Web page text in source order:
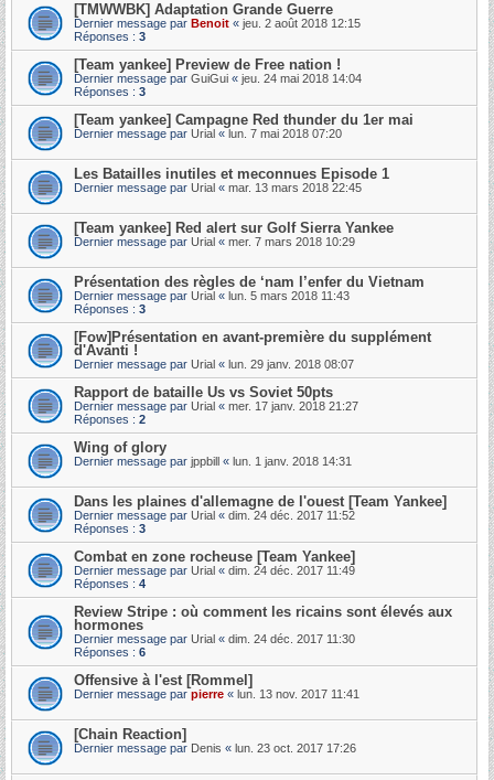
[TMWWBK] Adaptation Grande Guerre
Dernier message par Benoit « jeu. 2 août 2018 12:15
Réponses : 3
[Team yankee] Preview de Free nation !
Dernier message par GuiGui « jeu. 24 mai 2018 14:04
Réponses : 3
[Team yankee] Campagne Red thunder du 1er mai
Dernier message par Urial « lun. 7 mai 2018 07:20
Les Batailles inutiles et meconnues Episode 1
Dernier message par Urial « mar. 13 mars 2018 22:45
[Team yankee] Red alert sur Golf Sierra Yankee
Dernier message par Urial « mer. 7 mars 2018 10:29
Présentation des règles de ‘nam l’enfer du Vietnam
Dernier message par Urial « lun. 5 mars 2018 11:43
Réponses : 3
[Fow]Présentation en avant-première du supplément
d'Avanti !
Dernier message par Urial « lun. 29 janv. 2018 08:07
Rapport de bataille Us vs Soviet 50pts
Dernier message par Urial « mer. 17 janv. 2018 21:27
Réponses : 2
Wing of glory
Dernier message par jppbill « lun. 1 janv. 2018 14:31
Dans les plaines d'allemagne de l'ouest [Team Yankee]
Dernier message par Urial « dim. 24 déc. 2017 11:52
Réponses : 3
Combat en zone rocheuse [Team Yankee]
Dernier message par Urial « dim. 24 déc. 2017 11:49
Réponses : 4
Review Stripe : où comment les ricains sont élevés aux
hormones
Dernier message par Urial « dim. 24 déc. 2017 11:30
Réponses : 6
Offensive à l'est [Rommel]
Dernier message par pierre « lun. 13 nov. 2017 11:41
[Chain Reaction]
Dernier message par Denis « lun. 23 oct. 2017 17:26